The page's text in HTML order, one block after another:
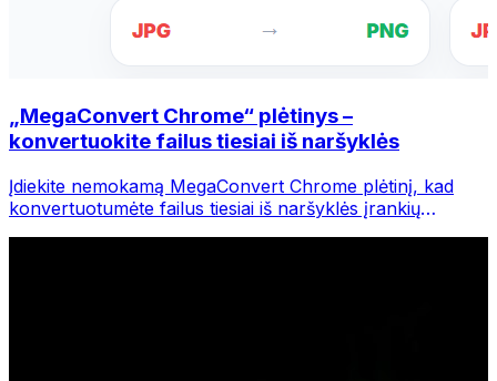
„MegaConvert Chrome“ plėtinys –
konvertuokite failus tiesiai iš naršyklės
Įdiekite nemokamą MegaConvert Chrome plėtinį, kad
konvertuotumėte failus tiesiai iš naršyklės įrankių